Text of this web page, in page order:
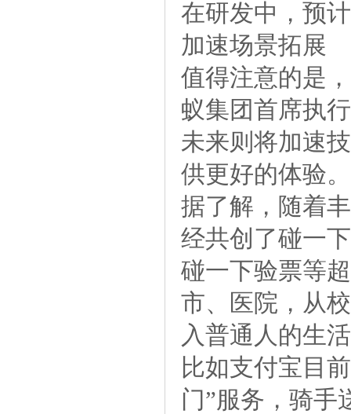
在研发中，预
加速场景拓展
值得注意的是
蚁集团首席执
未来则将加速
供更好的体验。
据了解，随着
经共创了碰一
碰一下验票等
市、医院，从
入普通人的生
比如支付宝目
门”服务，骑手